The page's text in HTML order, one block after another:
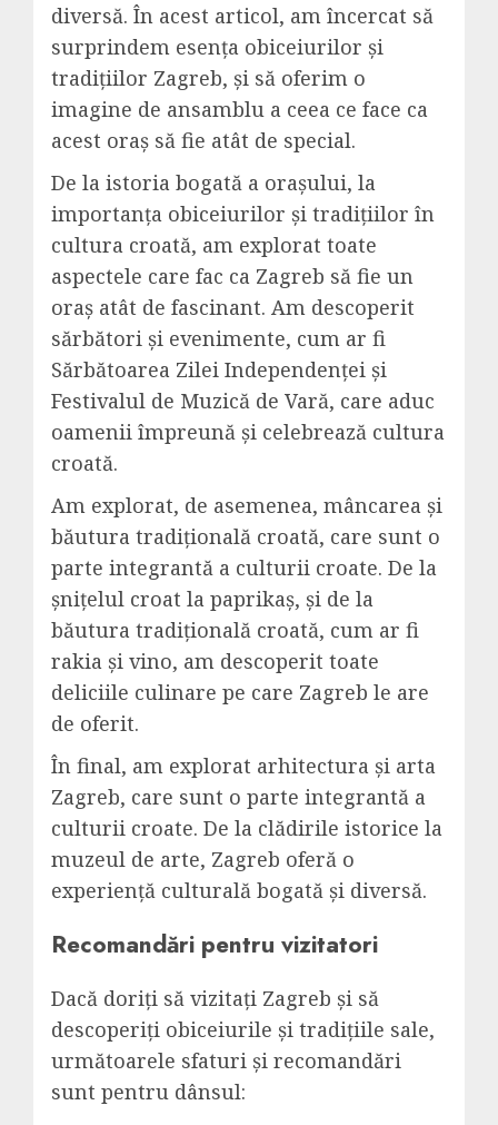
diversă. În acest articol, am încercat să
surprindem esența obiceiurilor și
tradițiilor Zagreb, și să oferim o
imagine de ansamblu a ceea ce face ca
acest oraș să fie atât de special.
De la istoria bogată a orașului, la
importanța obiceiurilor și tradițiilor în
cultura croată, am explorat toate
aspectele care fac ca Zagreb să fie un
oraș atât de fascinant. Am descoperit
sărbători și evenimente, cum ar fi
Sărbătoarea Zilei Independenței și
Festivalul de Muzică de Vară, care aduc
oamenii împreună și celebrează cultura
croată.
Am explorat, de asemenea, mâncarea și
băutura tradițională croată, care sunt o
parte integrantă a culturii croate. De la
șnițelul croat la paprikaș, și de la
băutura tradițională croată, cum ar fi
rakia și vino, am descoperit toate
deliciile culinare pe care Zagreb le are
de oferit.
În final, am explorat arhitectura și arta
Zagreb, care sunt o parte integrantă a
culturii croate. De la clădirile istorice la
muzeul de arte, Zagreb oferă o
experiență culturală bogată și diversă.
Recomandări pentru vizitatori
Dacă doriți să vizitați Zagreb și să
descoperiți obiceiurile și tradițiile sale,
următoarele sfaturi și recomandări
sunt pentru dânsul: